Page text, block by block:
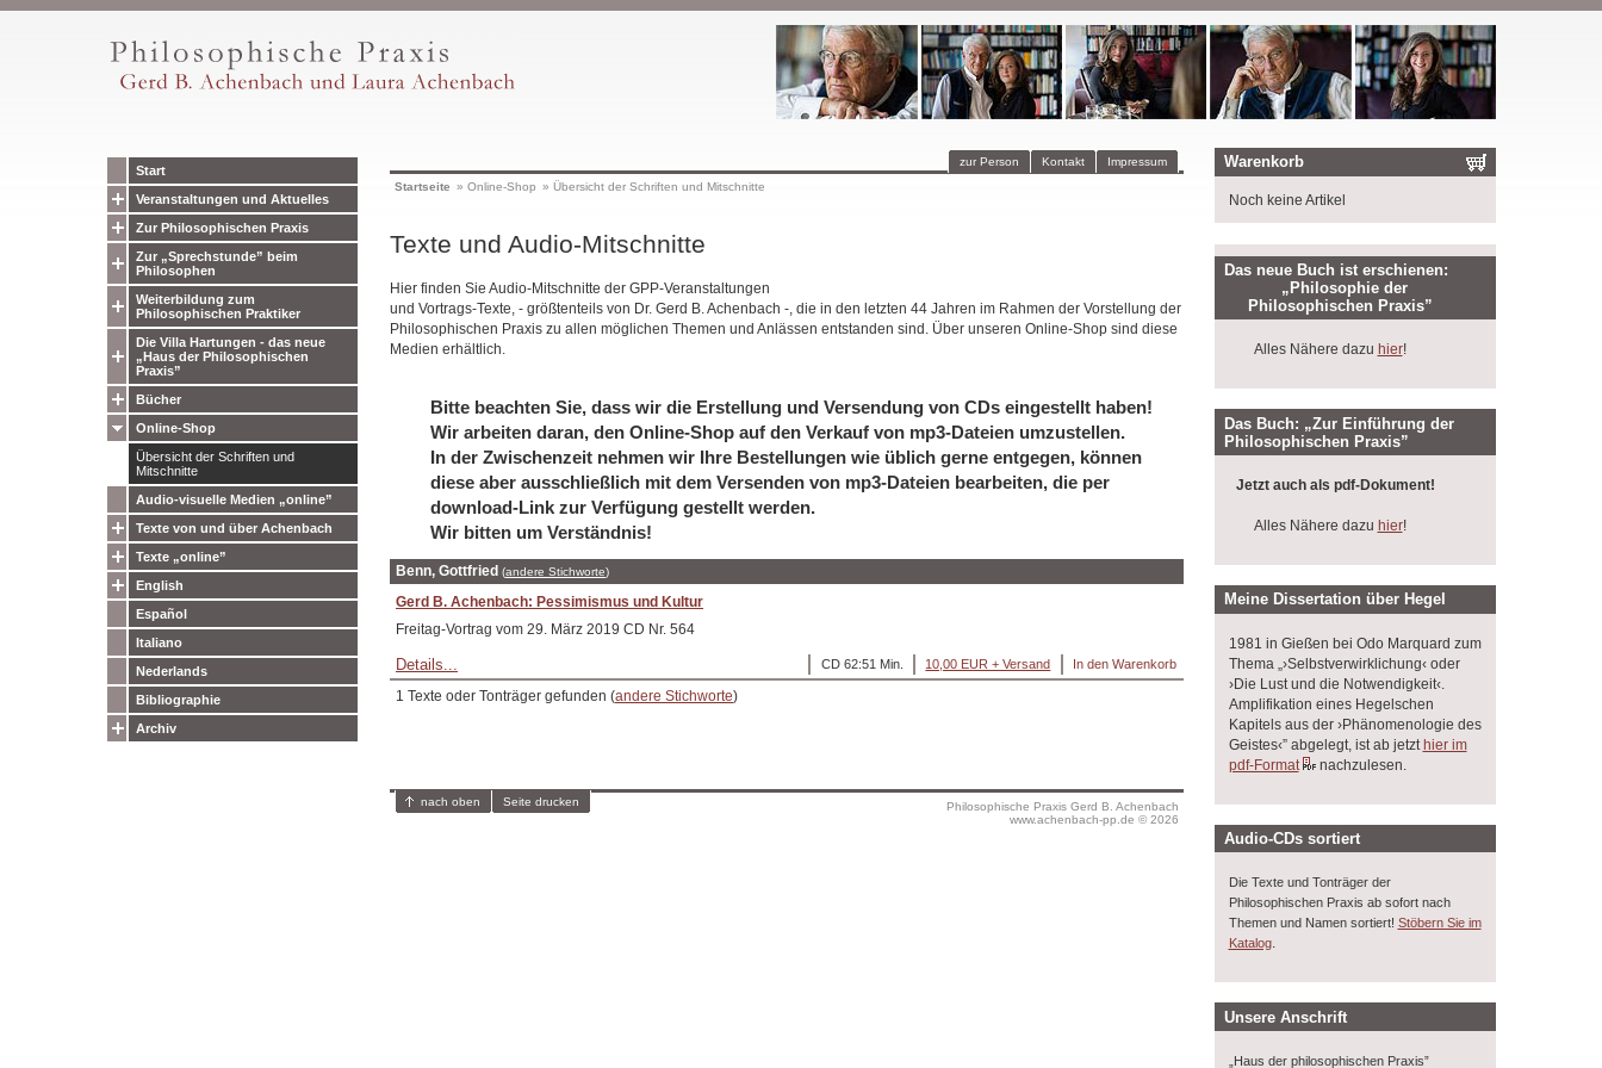
Start
Veranstaltungen und Aktuelles
Zur Philosophischen Praxis
Zur „Sprechstunde” beim
Philosophen
Weiterbildung zum
Philosophischen Praktiker
Die Villa Hartungen - das neue
„Haus der Philosophischen
Praxis”
Bücher
Online-Shop
Übersicht der Schriften und
Mitschnitte
Audio-visuelle Medien „online”
Texte von und über Achenbach
Texte „online”
English
Español
Italiano
Nederlands
Bibliographie
Archiv
Impressum
Kontakt
zur Person
Startseite » Online-Shop » Übersicht der Schriften und Mitschnitte
Texte und Audio-Mitschnitte
Hier finden Sie Audio-Mitschnitte der GPP-Veranstaltungen
und Vortrags-Texte, - größtenteils von Dr. Gerd B. Achenbach -, die in den letzten 44 Jahren im Rahmen der Vorstellung der
Philosophischen Praxis zu allen möglichen Themen und Anlässen entstanden sind. Über unseren Online-Shop sind diese
Medien erhältlich.
Bitte beachten Sie, dass wir die Erstellung und Versendung von CDs eingestellt haben!
Wir arbeiten daran, den Online-Shop auf den Verkauf von mp3-Dateien umzustellen.
In der Zwischenzeit nehmen wir Ihre Bestellungen wie üblich gerne entgegen, können
diese aber ausschließlich mit dem Versenden von mp3-Dateien bearbeiten, die per
download-Link zur Verfügung gestellt werden.
Wir bitten um Verständnis!
Benn, Gottfried(andere Stichworte)
Gerd B. Achenbach: Pessimismus und Kultur
Freitag-Vortrag vom 29. März 2019 CD Nr. 564
10,00 EUR + Versand
CD 62:51 Min.
Details...
1 Texte oder Tonträger gefunden (andere Stichworte)
Philosophische Praxis Gerd B. Achenbach
www.achenbach-pp.de © 2026
nach oben Seite drucken
Warenkorb
Noch keine Artikel
Das neue Buch ist erschienen:
„Philosophie der
Philosophischen Praxis”
Alles Nähere dazu hier!
Das Buch: „Zur Einführung der
Philosophischen Praxis”
Jetzt auch als pdf-Dokument!
Alles Nähere dazu hier!
Meine Dissertation über Hegel
1981 in Gießen bei Odo Marquard zum
Thema „›Selbstverwirklichung‹ oder
›Die Lust und die Notwendigkeit‹.
Amplifikation eines Hegelschen
Kapitels aus der ›Phänomenologie des
Geistes‹” abgelegt, ist ab jetzt hier im
pdf-Format
nachzulesen.
Audio-CDs sortiert
Die Texte und Tonträger der
Philosophischen Praxis ab sofort nach
Themen und Namen sortiert! Stöbern Sie im
Katalog.
Unsere Anschrift
„Haus der philosophischen Praxis”